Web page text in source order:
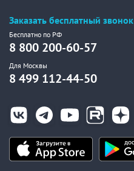
Заказать бесплатный звонок
Бесплатно по РФ
8 800 200-60-57
Для Москвы
8 499 112-44-50